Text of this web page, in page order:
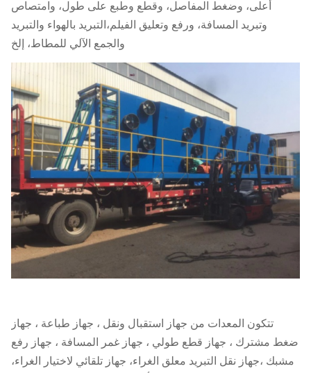
أعلى، وضغط المفاصل، وقطع وطبع على طول، وامتصاص
وتبريد المسافة، ورفع وتعليق الفيلم،التبريد بالهواء والتبريد
والجمع الآلي للمطاط، إلخ
تتكون المعدات من جهاز استقبال ونقل ، جهاز طباعة ، جهاز
ضغط مشترك ، جهاز قطع طولي ، جهاز غمر المسافة ، جهاز رفع
مشبك ،جهاز نقل التبريد معلق الغراء، جهاز تلقائي لاختيار الغراء،